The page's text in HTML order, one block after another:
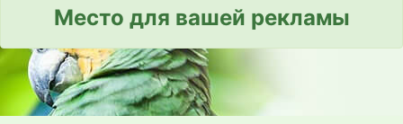
Место для вашей рекламы